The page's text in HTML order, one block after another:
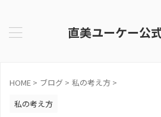
直美ユーケー公
HOME > ブログ > 私の考え方 >
私の考え方